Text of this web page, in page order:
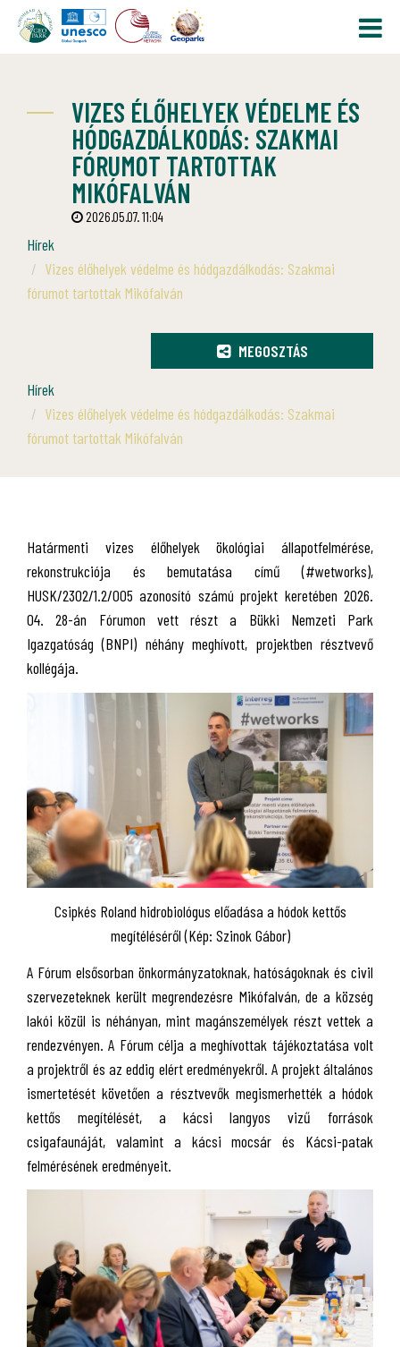
VIZES ÉLŐHELYEK VÉDELME ÉS
HÓDGAZDÁLKODÁS: SZAKMAI
FÓRUMOT TARTOTTAK
MIKÓFALVÁN
2026.05.07. 11:04
Hírek
Vizes élőhelyek védelme és hódgazdálkodás: Szakmai
fórumot tartottak Mikófalván
MEGOSZTÁS
Hírek
Vizes élőhelyek védelme és hódgazdálkodás: Szakmai
fórumot tartottak Mikófalván
Határmenti vizes élőhelyek ökológiai állapotfelmérése,
rekonstrukciója és bemutatása című (#wetworks),
HUSK/2302/1.2/005 azonosító számú projekt keretében 2026.
04. 28-án Fórumon vett részt a Bükki Nemzeti Park
Igazgatóság (BNPI) néhány meghívott, projektben résztvevő
kollégája.
Csipkés Roland hidrobiológus előadása a hódok kettős
megítéléséről (Kép: Szinok Gábor)
A Fórum elsősorban önkormányzatoknak, hatóságoknak és civil
szervezeteknek került megrendezésre Mikófalván, de a község
lakói közül is néhányan, mint magánszemélyek részt vettek a
rendezvényen. A Fórum célja a meghívottak tájékoztatása volt
a projektről és az eddig elért eredményekről. A projekt általános
ismertetését követően a résztvevők megismerhették a hódok
kettős megítélését, a kácsi langyos vizű források
csigafaunáját, valamint a kácsi mocsár és Kácsi-patak
felmérésének eredményeit.